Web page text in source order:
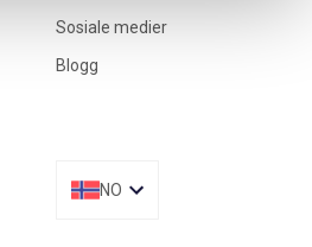
Sosiale medier
Blogg
NO